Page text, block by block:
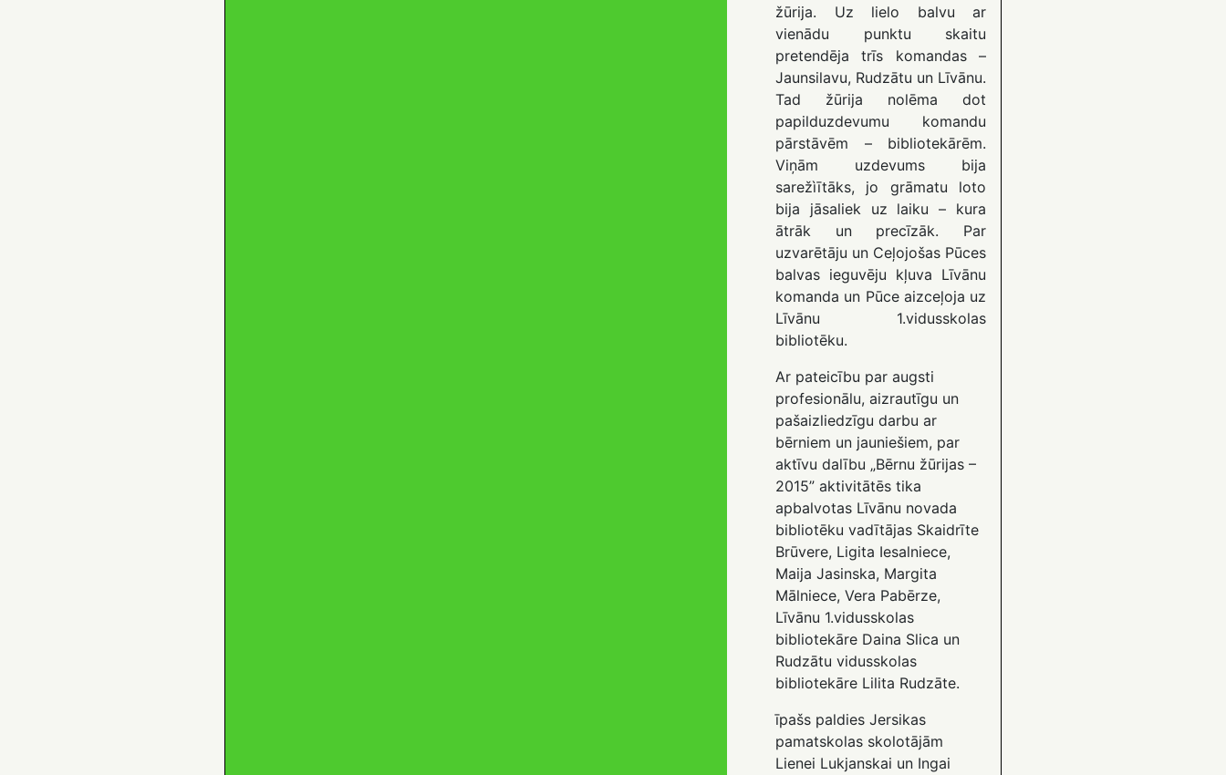
žūrija. Uz lielo balvu ar
vienādu punktu skaitu
pretendēja trīs komandas –
Jaunsilavu, Rudzātu un Līvānu.
Tad žūrija nolēma dot
papilduzdevumu komandu
pārstāvēm – bibliotekārēm.
Viņām uzdevums bija
sarežìītāks, jo grāmatu loto
bija jāsaliek uz laiku – kura
ātrāk un precīzāk. Par
uzvarētāju un Ceļojošas Pūces
balvas ieguvēju kļuva Līvānu
komanda un Pūce aizceļoja uz
Līvānu 1.vidusskolas
bibliotēku.
Ar pateicību par augsti
profesionālu, aizrautīgu un
pašaizliedzīgu darbu ar
bērniem un jauniešiem, par
aktīvu dalību „Bērnu žūrijas –
2015” aktivitātēs tika
apbalvotas Līvānu novada
bibliotēku vadītājas Skaidrīte
Brūvere, Ligita Iesalniece,
Maija Jasinska, Margita
Mālniece, Vera Pabērze,
Līvānu 1.vidusskolas
bibliotekāre Daina Slica un
Rudzātu vidusskolas
bibliotekāre Lilita Rudzāte.
īpašs paldies Jersikas
pamatskolas skolotājām
Lienei Lukjanskai un Ingai